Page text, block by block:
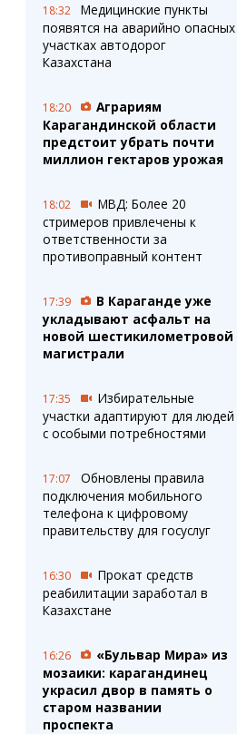
18:32
Медицинские пункты
появятся на аварийно опасных
участках автодорог
Казахстана
18:20
Аграриям
Карагандинской области
предстоит убрать почти
миллион гектаров урожая
18:02
МВД: Более 20
стримеров привлечены к
ответственности за
противоправный контент
17:39
В Караганде уже
укладывают асфальт на
новой шестикилометровой
магистрали
17:35
Избирательные
участки адаптируют для людей
с особыми потребностями
17:07
Обновлены правила
подключения мобильного
телефона к цифровому
правительству для госуслуг
16:30
Прокат средств
реабилитации заработал в
Казахстане
16:26
«Бульвар Мира» из
мозаики: карагандинец
украсил двор в память о
старом названии
проспекта